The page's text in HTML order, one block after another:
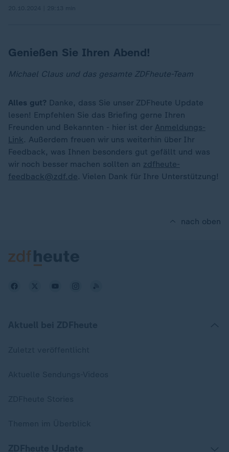
Genießen Sie Ihren Abend!
Michael Claus und das gesamte ZDFheute-Team
Alles gut? Danke, dass Sie unser ZDFheute Update
lesen! Empfehlen Sie das Briefing gerne Ihren
Freunden und Bekannten - hier ist der Anmeldungs-
Link. Außerdem freuen wir uns weiterhin über Ihr
Feedback, was Ihnen besonders gut gefällt und was
wir noch besser machen sollten an zdfheute-
feedback@zdf.de. Vielen Dank für Ihre Unterstützung!
nach oben